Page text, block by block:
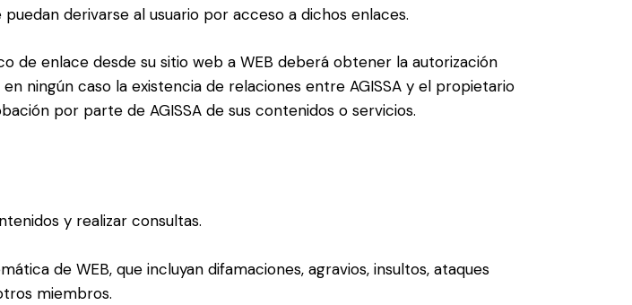
derivarse al usuario por acceso a dichos enlaces.
de enlace desde su sitio web a WEB deberá obtener la autorización
ningún caso la existencia de relaciones entre AGISSA y el propietario
por parte de AGISSA de sus contenidos o servicios.
y realizar consultas.
de WEB, que incluyan difamaciones, agravios, insultos, ataques
miembros.